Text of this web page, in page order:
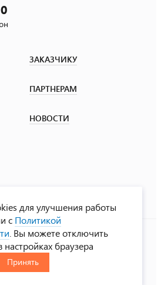
ЗАКАЗЧИКУ
ПАРТНЕРАМ
НОВОСТИ
2026
CHN
для улучшения работы
с Политикой
. Вы можете отключить
браузера
Принять